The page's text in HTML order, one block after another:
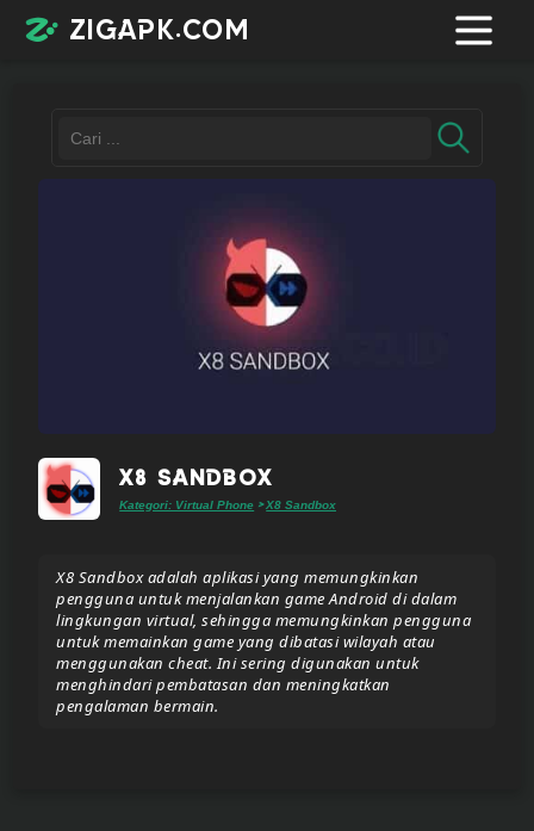
zigapk.com
Join
telegram
Donate/Support
Report
eror
X8 Sandbox
Kategori: Virtual Phone > X8 Sandbox
X8 Sandbox adalah aplikasi yang memungkinkan
pengguna untuk menjalankan game Android di dalam
lingkungan virtual, sehingga memungkinkan pengguna
untuk memainkan game yang dibatasi wilayah atau
menggunakan cheat. Ini sering digunakan untuk
menghindari pembatasan dan meningkatkan
pengalaman bermain.